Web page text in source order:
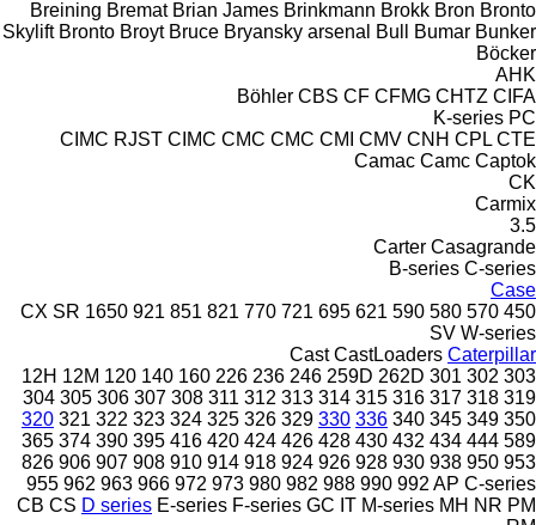
Breining Bremat Brian James Brinkmann Brokk Bron Bronto
Skylift Bronto Broyt Bruce Bryansky arsenal Bull Bumar Bunker
Böcker
AHK
Böhler CBS CF CFMG CHTZ CIFA
K-series PC
CIMC RJST CIMC CMC CMC CMI CMV CNH CPL CTE
Camac Camc Captok
CK
Carmix
3.5
Carter Casagrande
B-series C-series
Case
450
570
580
590
621
695
721
770
821
851
921
1650
CX SR
SV W-series
Cast CastLoaders Caterpillar
12H 12M 120 140 160 226 236 246 259D 262D 301 302 303
304 305 306 307 308 311 312 313 314 315 316 317 318 319
320 321 322 323 324 325 326 329 330 336 340 345 349 350
365 374 390 395 416 420 424 426 428 430 432 434 444 589
826 906 907 908 910 914 918 924 926 928 930 938 950 953
955 962 963 966 972 973 980 982 988 990 992 AP C-series
CB CS D series E-series F-series GC IT M-series MH NR PM